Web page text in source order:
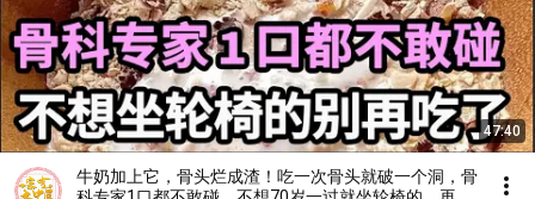
47:40
牛奶加上它，骨头烂成渣！吃一次骨头就破一个洞，骨